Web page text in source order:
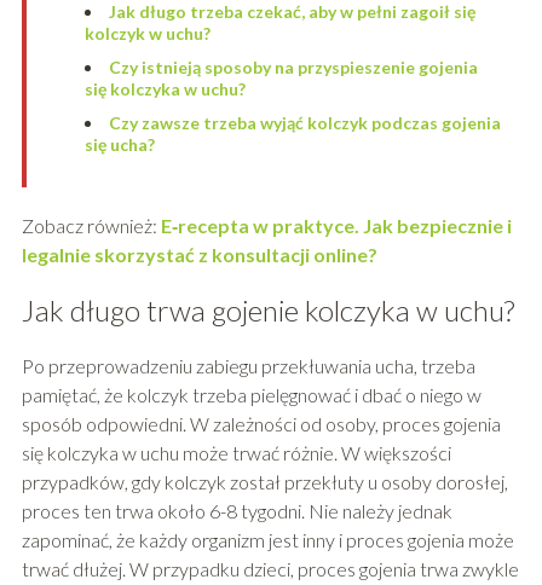
Jak długo trzeba czekać, aby w pełni zagoił się
kolczyk w uchu?
Czy istnieją sposoby na przyspieszenie gojenia
się kolczyka w uchu?
Czy zawsze trzeba wyjąć kolczyk podczas gojenia
się ucha?
Zobacz również: E‑recepta w praktyce. Jak bezpiecznie i
legalnie skorzystać z konsultacji online?
Jak długo trwa gojenie kolczyka w uchu?
Po przeprowadzeniu zabiegu przekłuwania ucha, trzeba
pamiętać, że kolczyk trzeba pielęgnować i dbać o niego w
sposób odpowiedni. W zależności od osoby, proces gojenia
się kolczyka w uchu może trwać różnie. W większości
przypadków, gdy kolczyk został przekłuty u osoby dorosłej,
proces ten trwa około 6-8 tygodni. Nie należy jednak
zapominać, że każdy organizm jest inny i proces gojenia może
trwać dłużej. W przypadku dzieci, proces gojenia trwa zwykle